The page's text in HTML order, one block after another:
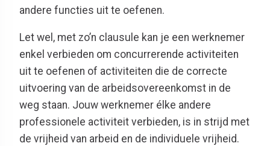
andere functies uit te oefenen.
Let wel, met zo’n clausule kan je een werknemer
enkel verbieden om concurrerende activiteiten
uit te oefenen of activiteiten die de correcte
uitvoering van de arbeidsovereenkomst in de
weg staan. Jouw werknemer élke andere
professionele activiteit verbieden, is in strijd met
de vrijheid van arbeid en de individuele vrijheid.